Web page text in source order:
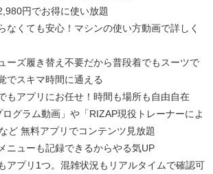
円でお得に使い放題
なくても安心！マシンの使い方動画で詳しく
ーズ履き替え不要だから普段着でもスーツで
でスキマ時間に通える
もアプリにお任せ！時間も場所も自由自在
ログラム動画」や「RIZAP現役トレーナーによ
ど 無料アプリでコンテンツ見放題
ニューも記録できるからやる気UP
アプリ1つ。混雑状況もリアルタイムで確認可